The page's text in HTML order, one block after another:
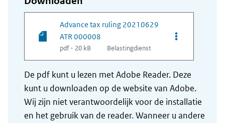
Advance tax ruling 20210629
ATR 000008
pdf - 20 kB Belastingdienst
Opties van
De pdf kunt u lezen met Adobe Reader. Deze
kunt u downloaden op de website van Adobe.
Wij zijn niet verantwoordelijk voor de installatie
en het gebruik van de reader. Wanneer u andere